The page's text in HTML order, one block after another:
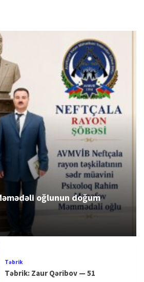
oğlunun doğum
Təbrik
Təbrik: Zaur Qəribov — 51